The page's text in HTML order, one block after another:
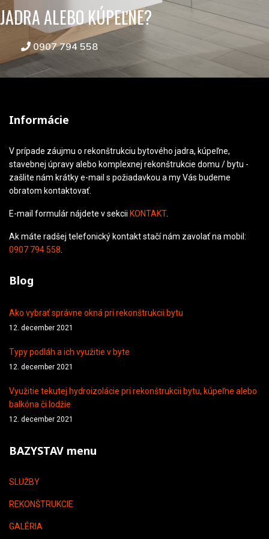
JADRA ALEBO KÚPEĽNE?
0907 794 558
Informácie
V prípade záujmu o rekonštrukciu bytového jadra, kúpeľne,
stavebnej úpravy alebo komplexnej rekonštrukcie domu / bytu -
zašlite nám krátky e-mail s požiadavkou a my Vás budeme
obratom kontaktovať.
E-mail formulár nájdete v sekcii KONTAKT.
Ak máte radšej telefonický kontakt stačí nám zavolať na mobil:
0907 794 558
Blog
Ako vybrať správne okná pri rekonštrukcii bytu
12. december 2021
Typy podláh a ich využitie v byte
12. december 2021
Využitie tekutej hydroizolácie pri rekonštrukcii bytu, kúpeľne alebo
balkóna či lodžie
12. december 2021
BAZYSTAV menu
SLUŽBY
REKONŠTRUKCIE
GALÉRIA